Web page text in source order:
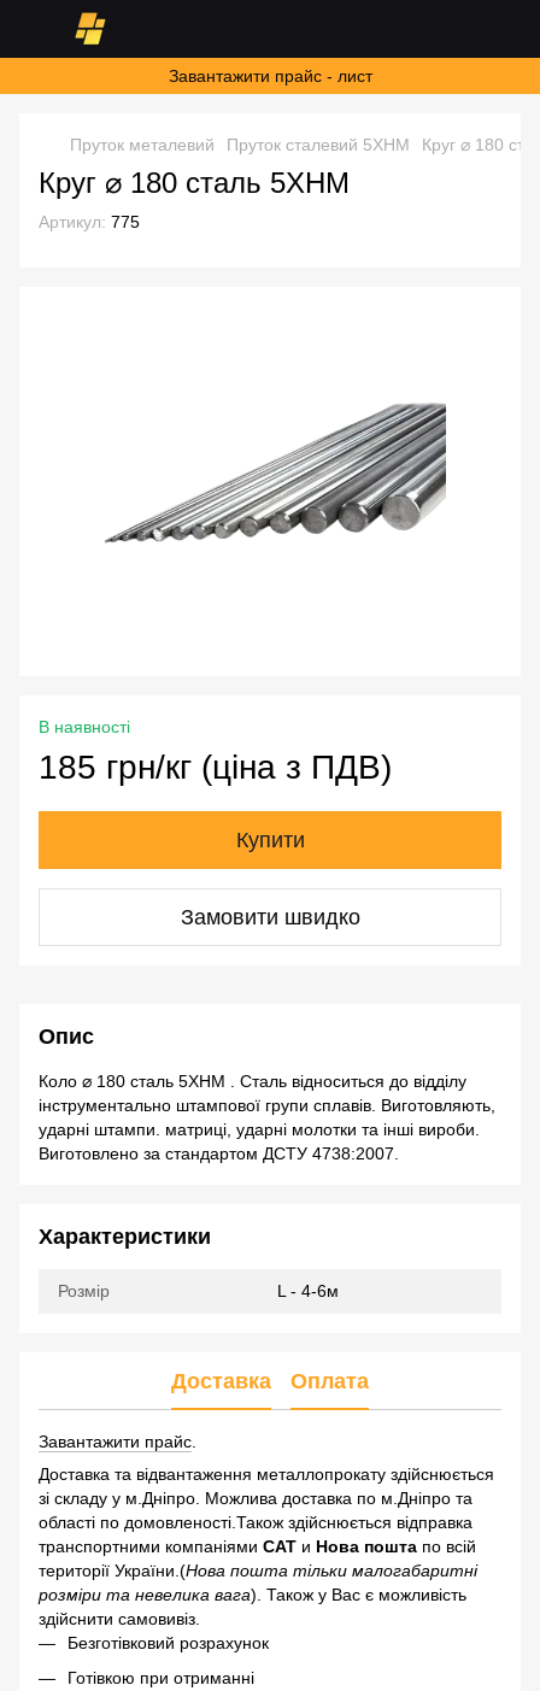
Завантажити прайс - лист
Пруток металевий Пруток сталевий 5ХНМ Круг ⌀ 180
Круг ⌀ 180 сталь 5ХНМ
Артикул: 775
В наявності
185 грн/кг (ціна з ПДВ)
Купити
Замовити швидко
Опис
Коло ⌀ 180 сталь 5ХНМ . Сталь відноситься до відділу
інструментально штампової групи сплавів. Виготовляють,
ударні штампи. матриці, ударні молотки та інші вироби.
Виготовлено за стандартом ДСТУ 4738:2007.
Характеристики
Розмір L - 4-6м
Доставка Оплата
Завантажити прайс
Доставка та відвантаження металлопрокату здійснюється
зі складу у м.Дніпро. Можлива доставка по м.Дніпро та
області по домовленості.Також здійснюється відправка
транспортними компаніями САТ и Нова пошта по всій
території України.(Нова пошта тільки малогабаритні
розміри та невелика вага). Також у Вас є можливість
здійснити самовивіз.
Безготівковий розрахунок
Готівкою при отриманні